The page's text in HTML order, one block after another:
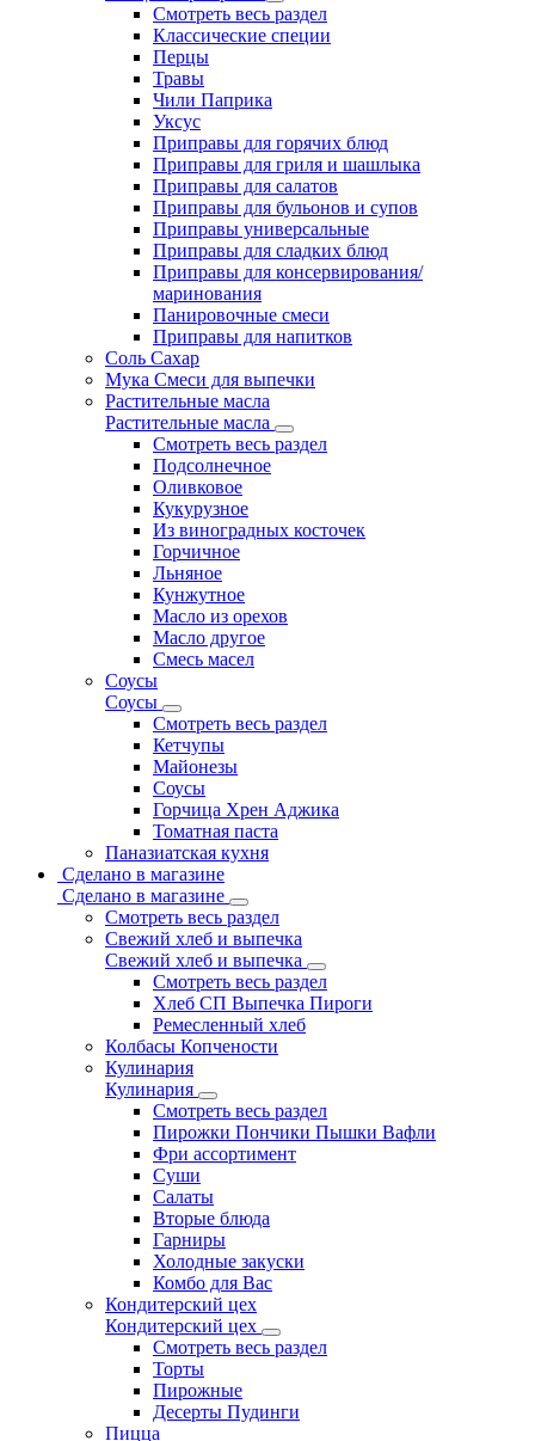
Смотреть весь раздел
Классические специи
Перцы
Травы
Чили Паприка
Уксус
Приправы для горячих блюд
Приправы для гриля и шашлыка
Приправы для салатов
Приправы для бульонов и супов
Приправы универсальные
Приправы для сладких блюд
Приправы для консервирования/
маринования
Панировочные смеси
Приправы для напитков
Соль Сахар
Мука Смеси для выпечки
Растительные масла
Растительные масла
Смотреть весь раздел
Подсолнечное
Оливковое
Кукурузное
Из виноградных косточек
Горчичное
Льняное
Кунжутное
Масло из орехов
Масло другое
Смесь масел
Соусы
Соусы
Смотреть весь раздел
Кетчупы
Майонезы
Соусы
Горчица Хрен Аджика
Томатная паста
Паназиатская кухня
Сделано в магазине
Сделано в магазине
Смотреть весь раздел
Свежий хлеб и выпечка
Свежий хлеб и выпечка
Смотреть весь раздел
Хлеб СП Выпечка Пироги
Ремесленный хлеб
Колбасы Копчености
Кулинария
Кулинария
Смотреть весь раздел
Пирожки Пончики Пышки Вафли
Фри ассортимент
Суши
Салаты
Вторые блюда
Гарниры
Холодные закуски
Комбо для Вас
Кондитерский цех
Кондитерский цех
Смотреть весь раздел
Торты
Пирожные
Десерты Пудинги
Пицца